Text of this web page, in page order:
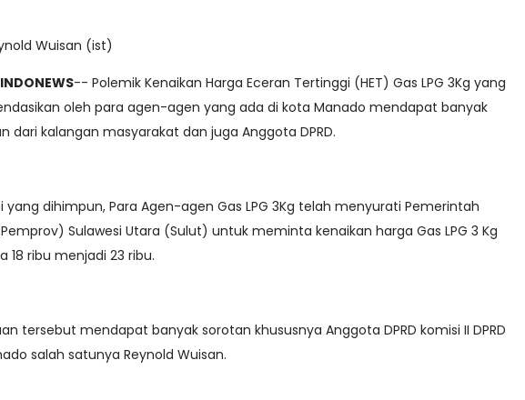
Wuisan (ist)
-- Polemik Kenaikan Harga Eceran Tertinggi (HET) Gas LPG 3Kg yang
oleh para agen-agen yang ada di kota Manado mendapat banyak
dari kalangan masyarakat dan juga Anggota DPRD.
yang dihimpun, Para Agen-agen Gas LPG 3Kg telah menyurati Pemerintah
Sulawesi Utara (Sulut) untuk meminta kenaikan harga Gas LPG 3 Kg
18 ribu menjadi 23 ribu.
tersebut mendapat banyak sorotan khususnya Anggota DPRD komisi II DPRD
salah satunya Reynold Wuisan.